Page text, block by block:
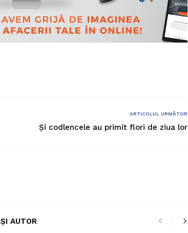
ARTICOLUL URMĂTOR
Și codlencele au primit flori de ziua lor
AUTOR